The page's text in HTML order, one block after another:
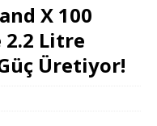
X 100
2.2 Litre
Üretiyor!